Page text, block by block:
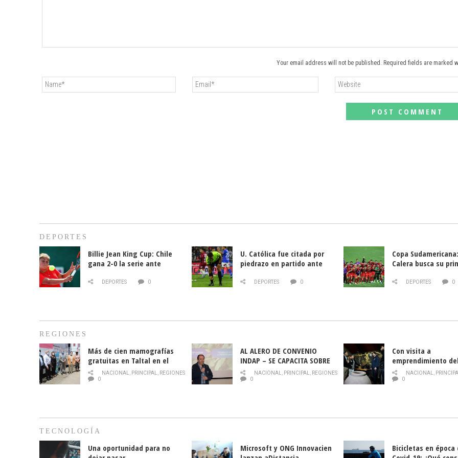
Your email address will not be published. Required fields are marked
DEPORTES
Billie Jean King Cup: Chile
gana 2-0 la serie ante
DEPORTES 0
U. Católica fue citada por
piedrazo en partido ante
DEPORTES 0
Copa
Calera busca su
DEPORTES 0
REGIONES
Más de cien mamografías
gratuitas en Taltal en el
mes de la prevención del
cáncer de mama
NACIONAL, PRINCIPAL, REGIONES
0
AL ALERO DE CONVENIO
INDAP – SE CAPACITA SOBRE
PLAGA DROSOPHILA SUZUKII
NACIONAL, PRINCIPAL, REGIONES
0
Con visita a
emprendimiento
y llamado al
historia campesina
NACIONAL,
0
TECNOLOGÍA
Una oportunidad para no
Microsoft y ONG Innovacien
Bicicletas en época